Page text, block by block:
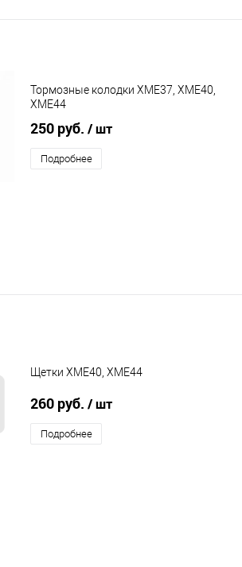
Тормозные колодки XME37, XME40,
XME44
250 руб. / шт
Подробнее
Щетки XME40, XME44
260 руб. / шт
Подробнее